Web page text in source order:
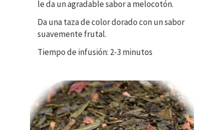
le da un agradable sabor a melocotón.
Da una taza de color dorado con un sabor
suavemente frutal.
Tiempo de infusión: 2-3 minutos